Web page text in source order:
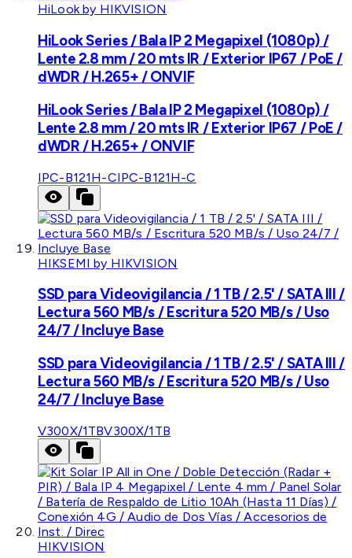
HiLook by HIKVISION
HiLook Series / Bala IP 2 Megapixel (1080p) /
Lente 2.8 mm / 20 mts IR / Exterior IP67 / PoE /
dWDR / H.265+ / ONVIF
HiLook Series / Bala IP 2 Megapixel (1080p) /
Lente 2.8 mm / 20 mts IR / Exterior IP67 / PoE /
dWDR / H.265+ / ONVIF
IPC-B121H-CIPC-B121H-C
HIKSEMI by HIKVISION
SSD para Videovigilancia / 1 TB / 2.5' / SATA III /
Lectura 560 MB/s / Escritura 520 MB/s / Uso
24/7 / Incluye Base
SSD para Videovigilancia / 1 TB / 2.5' / SATA III /
Lectura 560 MB/s / Escritura 520 MB/s / Uso
24/7 / Incluye Base
V300X/1TBV300X/1TB
HIKVISION